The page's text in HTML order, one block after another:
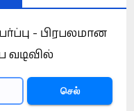
- பிரபலமான
வடிவில்
செல்